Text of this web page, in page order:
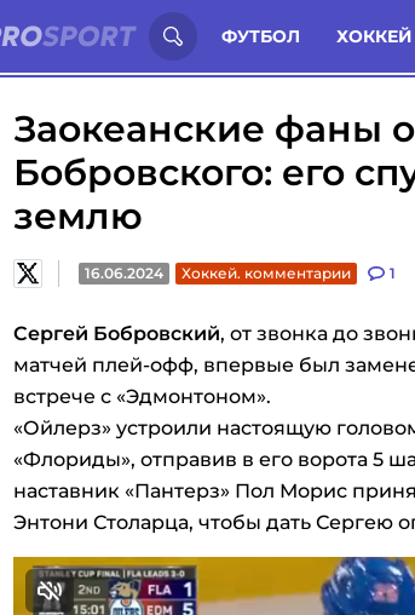
ФУТБОЛ ХОККЕЙ
Иностранцы о спорте России: Статьи
Заокеанские фаны
Бобровского: его
землю
16.06.2024 Хоккей. комментарии 1
Сергей Бобровский, от звонка до
матчей плей-офф, впервые был
встрече с «Эдмонтоном».
«Ойлерз» устроили настоящую
«Флориды», отправив в его ворота 5
наставник «Пантерз» Пол Морис
Энтони Столарца, чтобы дать Сергею